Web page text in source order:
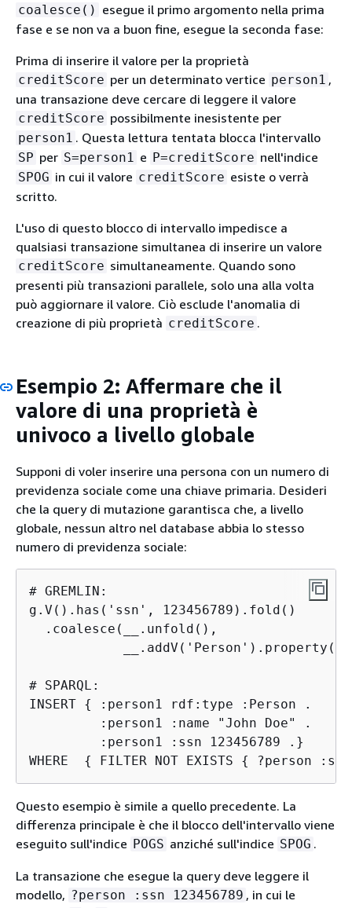
coalesce() esegue il primo argomento nella prima
fase e se non va a buon fine, esegue la seconda fase:
Prima di inserire il valore per la proprietà
creditScore per un determinato vertice person1 ,
una transazione deve cercare di leggere il valore
creditScore possibilmente inesistente per
person1 . Questa lettura tentata blocca l'intervallo
SP per S=person1 e P=creditScore nell'indice
SPOG in cui il valore creditScore esiste o verrà
scritto.
L'uso di questo blocco di intervallo impedisce a
qualsiasi transazione simultanea di inserire un valore
creditScore simultaneamente. Quando sono
presenti più transazioni parallele, solo una alla volta
può aggiornare il valore. Ciò esclude l'anomalia di
creazione di più proprietà creditScore .
Esempio 2: Affermare che il
valore di una proprietà è
univoco a livello globale
Supponi di voler inserire una persona con un numero di
previdenza sociale come una chiave primaria. Desideri
che la query di mutazione garantisca che, a livello
globale, nessun altro nel database abbia lo stesso
numero di previdenza sociale:
# GREMLIN:
g.V().has('ssn', 123456789).fold()
  .coalesce(__.unfold(),
# SPARQL:
INSERT {
:person1 rdf:type :Person .
         :person1 :name "John Doe" .
         :person1 :ssn 123456789 .}
WHERE { FILTER NOT EXISTS { ?person
Questo esempio è simile a quello precedente. La
differenza principale è che il blocco dell'intervallo viene
eseguito sull'indice POGS anziché sull'indice SPOG .
La transazione che esegue la query deve leggere il
modello, ?person :ssn 123456789 , in cui le